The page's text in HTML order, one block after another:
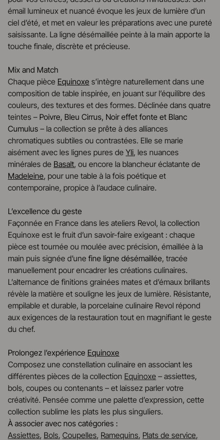
émail lumineux et nuancé évoque les jeux de lumière d’un
ciel d’été, et met en valeur les préparations avec une pureté
saisissante. La ligne désémaillée peinte à la main apporte la
touche finale, discrète et précieuse.
Mix and Match
Chaque pièce Equinoxe s’intègre naturellement dans une
composition de table inspirée, en jouant sur l’équilibre des
couleurs, des textures et des formes. Déclinée dans quatre
teintes – Poivre, Bleu Cirrus, Noir effet fonte et Blanc
Cumulus – la collection se prête à des alliances
chromatiques subtiles ou contrastées. Elle se marie
aisément avec les lignes pures de Yli, les nuances
minérales de Basalt, ou encore la blancheur éclatante de
Madeleine, pour une table à la fois poétique et
contemporaine, propice à l’audace culinaire.
L’excellence du geste
Façonnée en France dans les ateliers Revol, la collection
Equinoxe est le fruit d’un savoir-faire exigeant : chaque
pièce est tournée ou moulée avec précision, émaillée à la
main puis signée d’une fine ligne désémaillée, tracée
manuellement pour encadrer les créations culinaires.
L’alternance de finitions grainées mates et d’émaux brillants
révèle la matière et souligne les jeux de lumière. Résistante,
empilable et durable, la porcelaine culinaire Revol répond
aux exigences de la restauration tout en magnifiant le geste
du chef.
Prolongez l’expérience Equinoxe
Composez une constellation culinaire en associant les
différentes pièces de la collection Equinoxe – assiettes,
bols, coupes ou contenants – et laissez parler votre
créativité. Pensée comme une palette d’expression, cette
collection sublime les plats les plus singuliers.
À associer avec nos catégories :
Assiettes, Bols, Coupelles, Ramequins, Plats de service,